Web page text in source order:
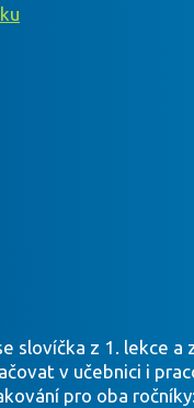
slovíčka z 1. lekce
v učebnici i
pro oba ročníky: